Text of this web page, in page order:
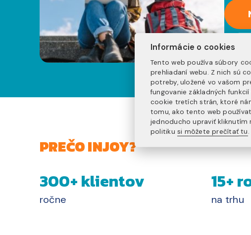
PREČO INJOY?
300+ klientov
ročne
15+
na trhu
Informácie o cookies
Tento web používa súbory
prehliadaní webu. Z nich sú
potreby, uložené vo vašom
fungovanie základných
cookie tretích strán, ktoré
tomu, ako tento web
jednoducho upraviť kliknutím
politiku si môžete prečítať tu.